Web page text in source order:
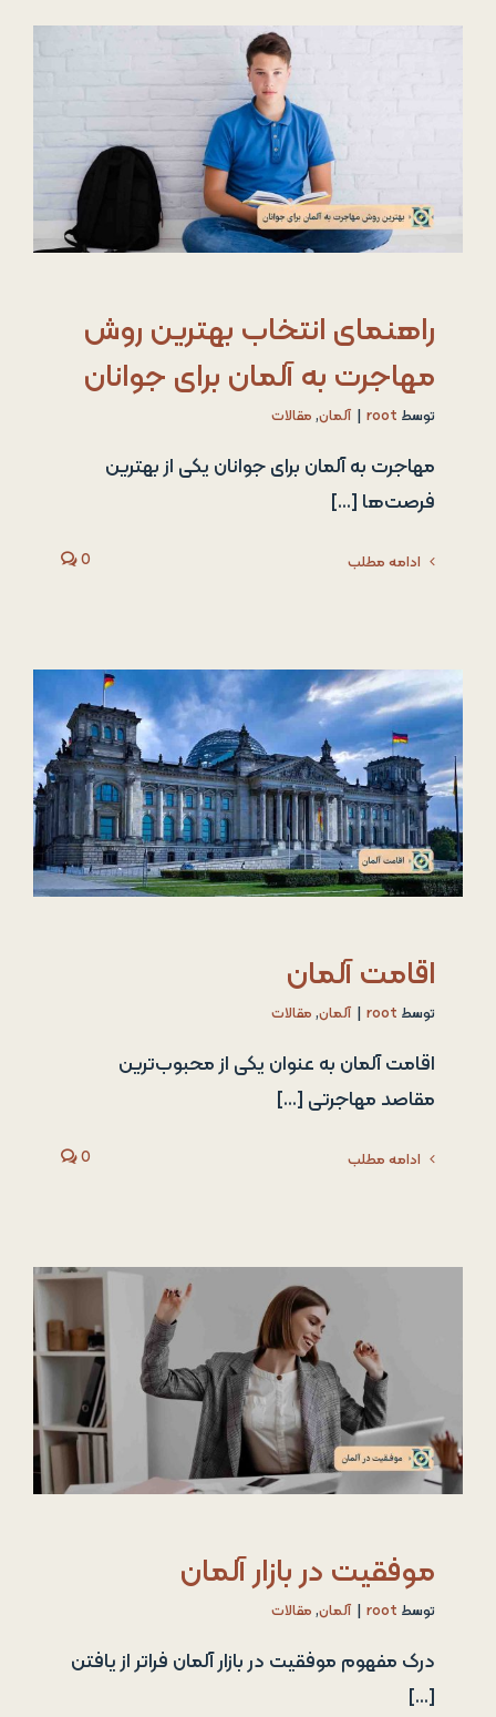
راهنمای انتخاب بهترین روش
مهاجرت به آلمان برای جوانان
توسط root
| آلمان, مقالات
مهاجرت به آلمان برای جوانان یکی از بهترین
فرصت‌ها [...]
ادامه مطلب 0
اقامت آلمان
توسط root
| آلمان, مقالات
اقامت آلمان به عنوان یکی از محبوب‌ترین
مقاصد مهاجرتی [...]
ادامه مطلب 0
موفقیت در بازار آلمان
توسط root
| آلمان, مقالات
درک مفهوم موفقیت در بازار آلمان فراتر از یافتن
[...]